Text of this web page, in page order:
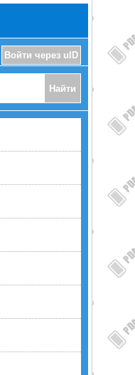
Войти через uID